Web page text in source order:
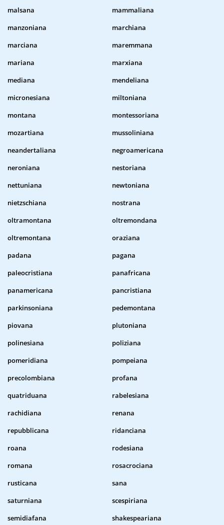
malsana
mammaliana
manzoniana
marchiana
marciana
maremmana
mariana
marxiana
mediana
mendeliana
micronesiana
miltoniana
montana
montessoriana
mozartiana
mussoliniana
neandertaliana
negroamericana
neroniana
nestoriana
nettuniana
newtoniana
nietzschiana
nostrana
oltramontana
oltremondana
oltremontana
oraziana
padana
pagana
paleocristiana
panafricana
panamericana
pancristiana
parkinsoniana
pedemontana
piovana
plutoniana
polinesiana
poliziana
pomeridiana
pompeiana
precolombiana
profana
quatriduana
rabelesiana
rachidiana
renana
repubblicana
ridanciana
roana
rodesiana
romana
rosacrociana
rusticana
sana
saturniana
scespiriana
semidiafana
shakespeariana